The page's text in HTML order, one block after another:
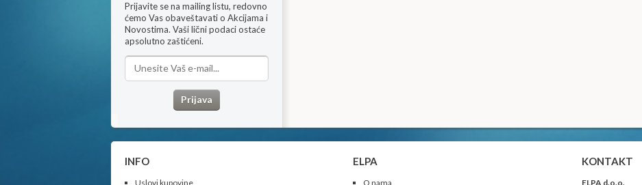
Prijavite se na mailing listu, redovno
ćemo Vas obaveštavati o Akcijama i
Novostima​. Vaši lični podaci ostaće
apsolutno zaštićeni.
Prijava
INFO
Uslovi kupovine
ELPA
O nama
KONTAKT
ELPA d.o.o.